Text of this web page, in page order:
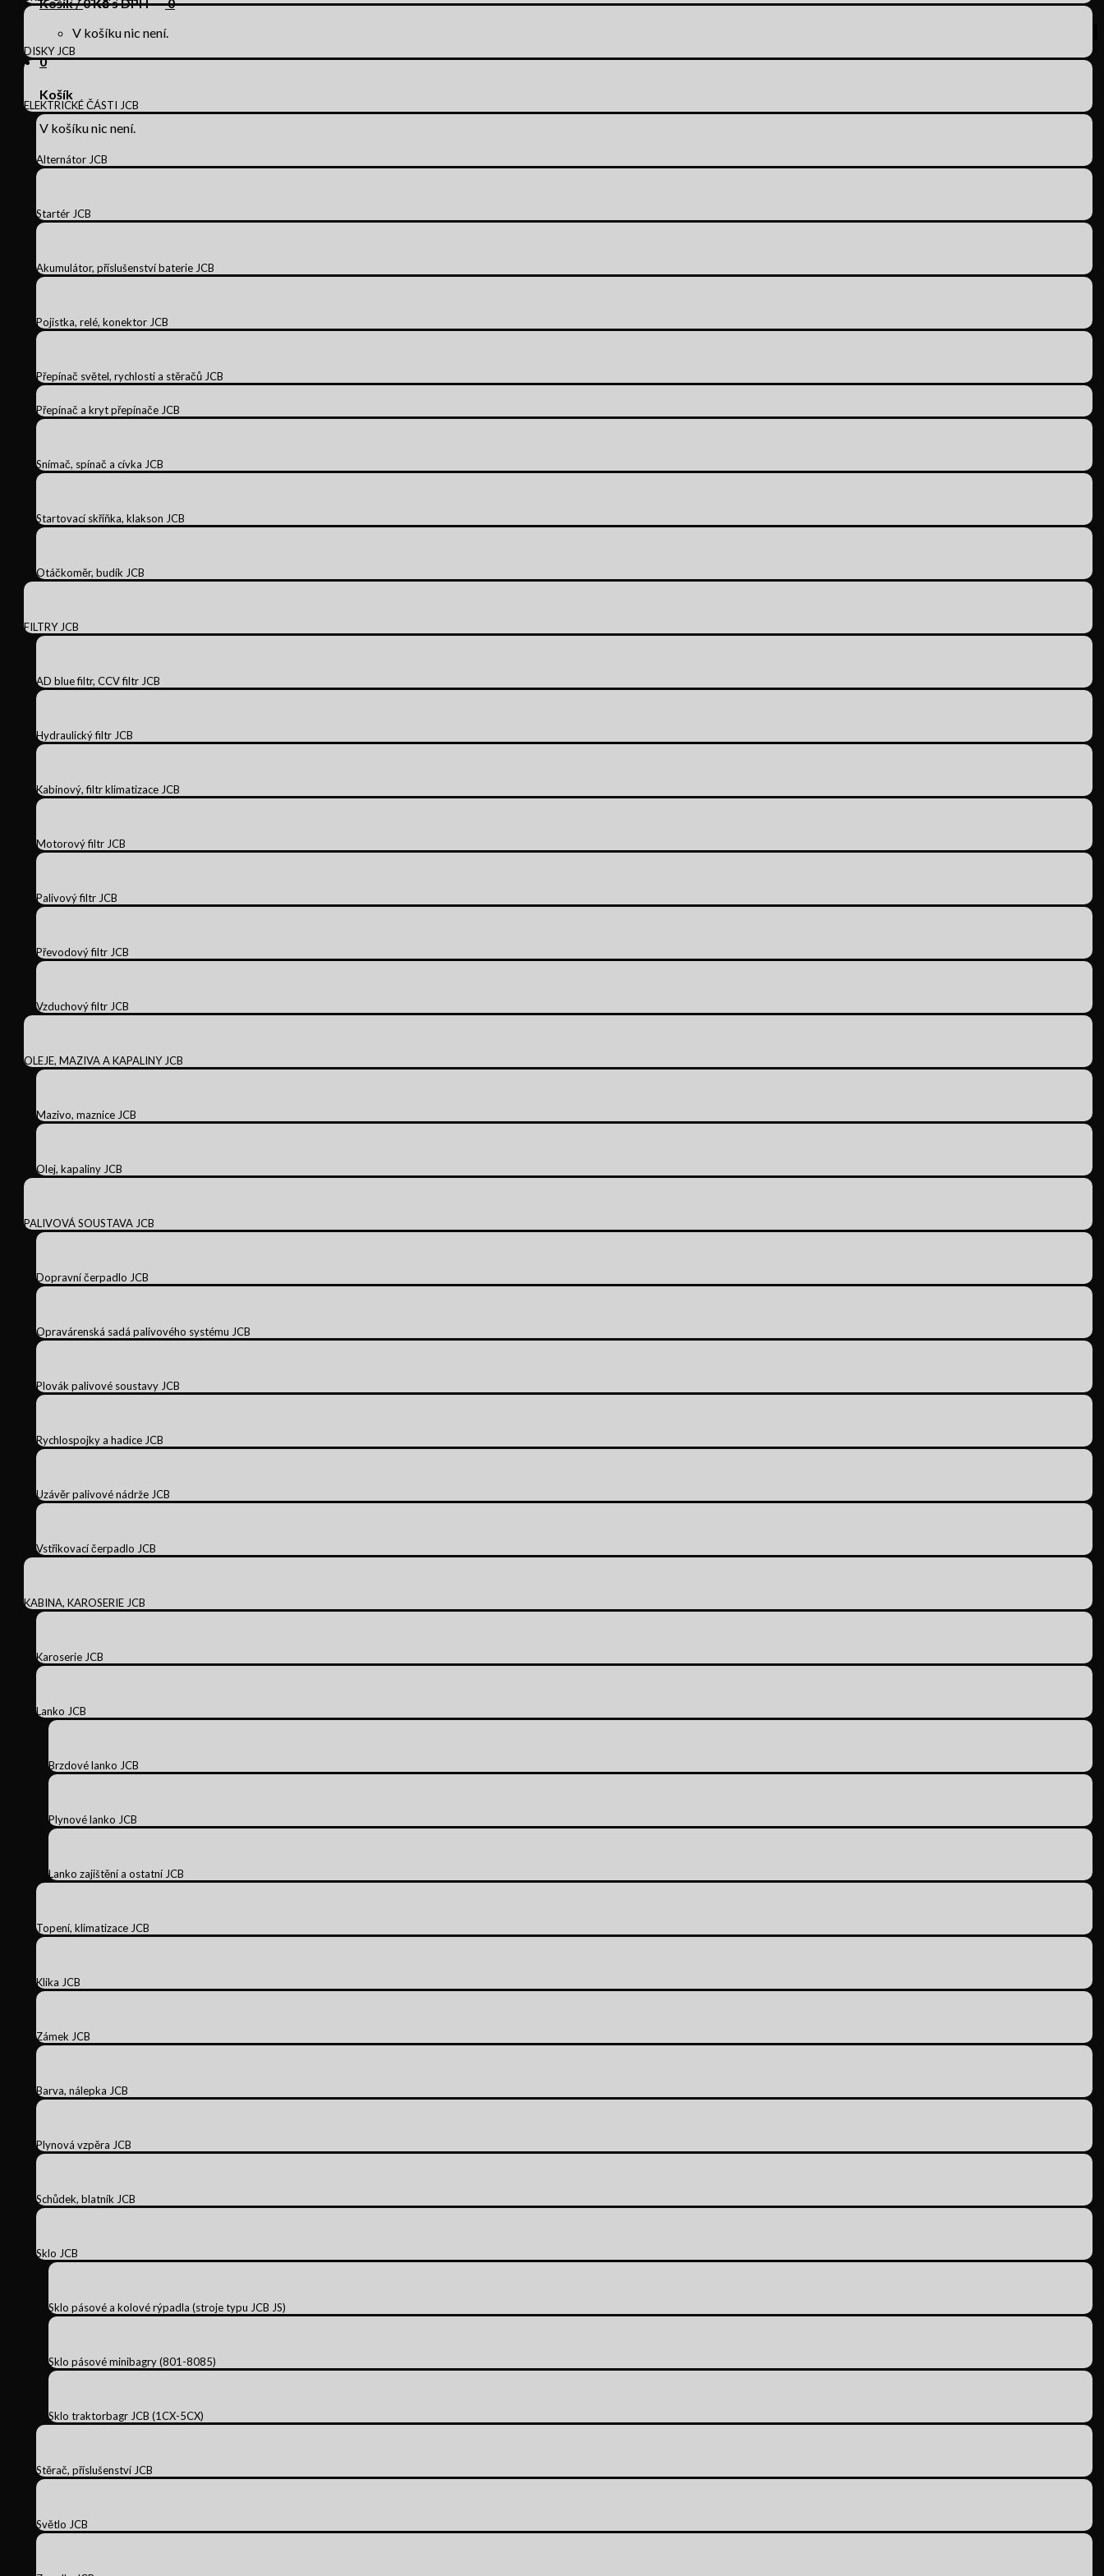
V košíku nic není.
0
Košík
V košíku nic není.
DISKY JCB
ELEKTRICKÉ ČÁSTI JCB
Alternátor JCB
Startér JCB
Akumulátor, příslušenství baterie JCB
Pojistka, relé, konektor JCB
Přepínač světel, rychlosti a stěračů JCB
Přepínač a kryt přepínače JCB
Snímač, spínač a cívka JCB
Startovací skříňka, klakson JCB
Otáčkoměr, budík JCB
FILTRY JCB
AD blue filtr, CCV filtr JCB
Hydraulický filtr JCB
Kabinový, filtr klimatizace JCB
Motorový filtr JCB
Palivový filtr JCB
Převodový filtr JCB
Vzduchový filtr JCB
OLEJE, MAZIVA A KAPALINY JCB
Mazivo, maznice JCB
Olej, kapaliny JCB
PALIVOVÁ SOUSTAVA JCB
Dopravní čerpadlo JCB
Opravárenská sadá palivového systému JCB
Plovák palivové soustavy JCB
Rychlospojky a hadice JCB
Uzávěr palivové nádrže JCB
Vstřikovací čerpadlo JCB
KABINA, KAROSERIE JCB
Karoserie JCB
Lanko JCB
Brzdové lanko JCB
Plynové lanko JCB
Lanko zajištění a ostatní JCB
Topení, klimatizace JCB
Klika JCB
Zámek JCB
Barva, nálepka JCB
Plynová vzpěra JCB
Schůdek, blatník JCB
Sklo JCB
Sklo pásové a kolové rýpadla (stroje typu JCB JS)
Sklo pásové minibagry (801-8085)
Sklo traktorbagr JCB (1CX-5CX)
Stěrač, příslušenství JCB
Světlo JCB